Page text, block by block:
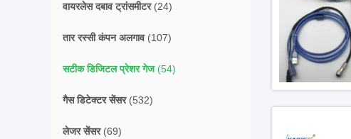
वायरलेस दबाव ट्रांसमीटर(24)
तार रस्सी कंपन अलगाव(107)
सटीक डिजिटल प्रेशर गेज(54)
गैस डिटेक्टर सेंसर(532)
लेजर सेंसर(69)